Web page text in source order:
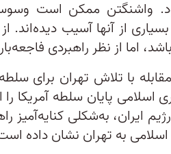
واشنگتن ممکن است
از آنها آسیب دیده‌اند.
اما از نظر راهبردی
با تلاش تهران برای
اسلامی پایان سلطه
رژیم ایران، به‌شکلی
به تهران نشان داده